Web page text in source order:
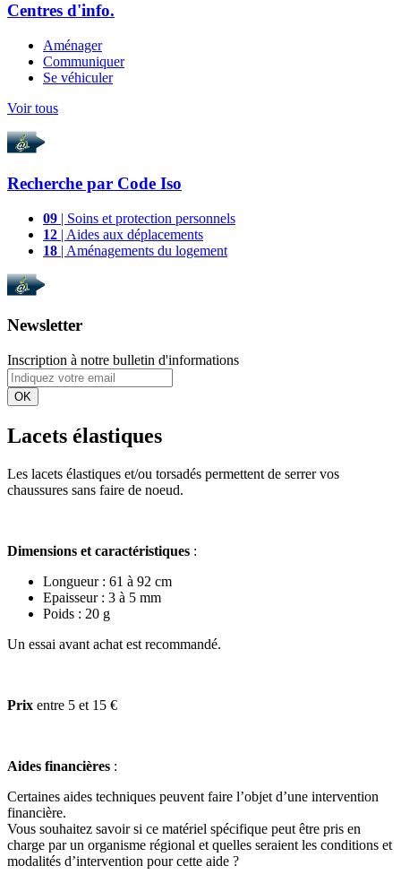
Centres d'info.
Aménager
Communiquer
Se véhiculer
Voir tous
Recherche par Code Iso
09 | Soins et protection personnels
12 | Aides aux déplacements
18 | Aménagements du logement
Newsletter
Inscription à notre bulletin d'informations
OK
Lacets élastiques
Les lacets élastiques et/ou torsadés permettent de serrer vos
chaussures sans faire de noeud.
Dimensions et caractéristiques :
Longueur : 61 à 92 cm
Epaisseur : 3 à 5 mm
Poids : 20 g
Un essai avant achat est recommandé.
Prix entre 5 et 15 €
Aides financières :
Certaines aides techniques peuvent faire l’objet d’une intervention
financière.
Vous souhaitez savoir si ce matériel spécifique peut être pris en
charge par un organisme régional et quelles seraient les conditions et
modalités d’intervention pour cette aide ?